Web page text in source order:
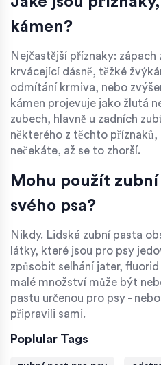
kámen?
Nejčastější příznaky: zápach
krvácející dásně, těžké
odmítání krmiva, nebo
kámen projevuje jako žlutá
zubech, hlavně u zadních
některého z těchto příznaků,
nečekáte, až se to zhorší.
Mohu použít
svého psa?
Nikdy. Lidská zubní pasta
látky, které jsou pro psy
způsobit selhání jater, fluorid
malé množství může být
pastu určenou pro psy -
připravili sami.
Poplular Tags